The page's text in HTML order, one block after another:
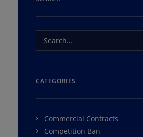
CATEGORIES
Commercial Contracts
Competition Ban